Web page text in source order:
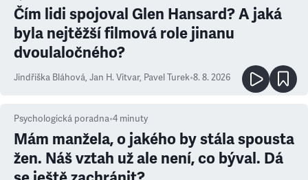
Čím lidi spojoval Glen Hansard? A jaká
byla nejtěžší filmová role jinanu
dvoulaločného?
Jindřiška Bláhová, Jan H. Vitvar, Pavel Turek•8. 8. 2026
Psychologická poradna•4 minuty
Mám manžela, o jakého by stála spousta
žen. Náš vztah už ale není, co býval. Dá